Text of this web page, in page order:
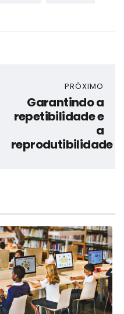
PRÓXIMO
Garantindo a
repetibilidade e
a
reprodutibilidade